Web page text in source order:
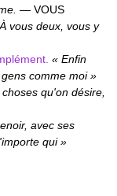
— VOUS
À vous deux, vous y
« Enfin
comme moi »
qu'on désire,
avec ses
qui »